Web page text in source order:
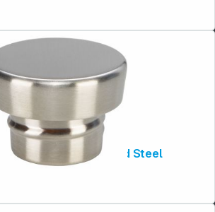
24Bottles Accessories Clima Lid Brushed Steel